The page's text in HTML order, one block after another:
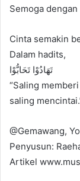
Semoga
Cinta semakin
Dalam hadits,
ﺗَﻬَﺎﺩُﻭْﺍ ﺗَﺤَﺎﺑُّﻮْﺍ
“Saling
saling
@Gemawang,
Penyusun:
Artikel